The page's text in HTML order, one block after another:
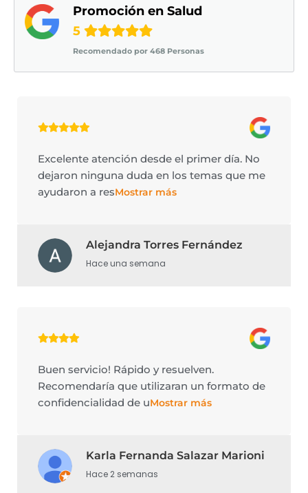
Promoción en Salud
5
Recomendado por 468 Personas
Excelente atención desde el primer día. No
dejaron ninguna duda en los temas que me
ayudaron a resMostrar más
Alejandra Torres Fernández
Hace una semana
Buen servicio! Rápido y resuelven.
Recomendaría que utilizaran un formato de
confidencialidad de uMostrar más
Karla Fernanda Salazar Marioni
Hace 2 semanas